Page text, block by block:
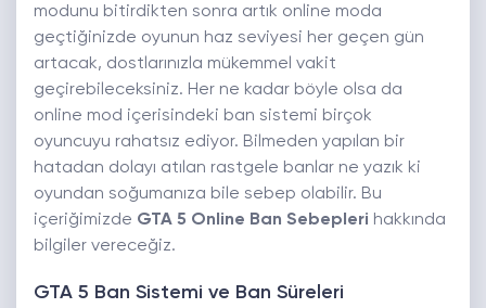
modunu bitirdikten sonra artık online moda
geçtiğinizde oyunun haz seviyesi her geçen gün
artacak, dostlarınızla mükemmel vakit
geçirebileceksiniz. Her ne kadar böyle olsa da
online mod içerisindeki ban sistemi birçok
oyuncuyu rahatsız ediyor. Bilmeden yapılan bir
hatadan dolayı atılan rastgele banlar ne yazık ki
oyundan soğumanıza bile sebep olabilir. Bu
içeriğimizde GTA 5 Online Ban Sebepleri hakkında
bilgiler vereceğiz.
GTA 5 Ban Sistemi ve Ban Süreleri